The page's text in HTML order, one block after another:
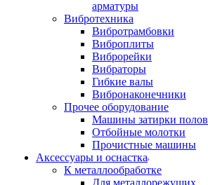
арматуры
Вибротехника
Вибротрамбовки
Виброплиты
Виброрейки
Вибраторы
Гибкие валы
Вибронаконечники
Прочее оборудование
Машины затирки полов
Отбойные молотки
Прочистные машины
Аксeccyapы и оснастка
К металлообработке
Для металлорежущих